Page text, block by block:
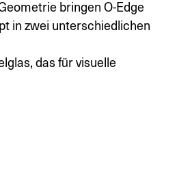
bringen O-Edge
in zwei unterschiedlichen
das für visuelle